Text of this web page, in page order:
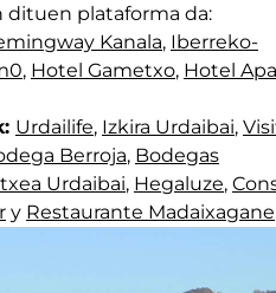
plataforma da:
Kanala, Iberreko-
, Hotel Gametxo, Hotel
Urdailife, Izkira Urdaibai,
Berroja, Bodegas
Urdaibai, Hegaluze,
y Restaurante Madaixagane